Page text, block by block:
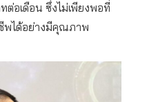
ต่อเดือน ซึ่งไม่เพียงพอที่
พได้อย่างมีคุณภาพ